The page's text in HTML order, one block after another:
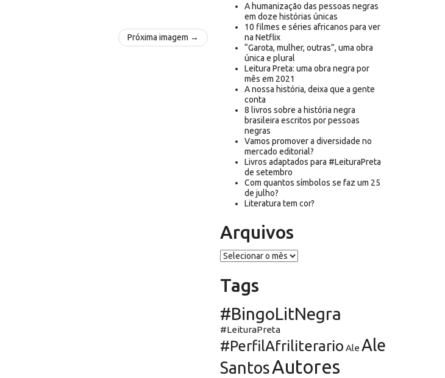
Próxima imagem →
A humanização das pessoas negras
em doze histórias únicas
10 filmes e séries africanos para ver
na Netflix
“Garota, mulher, outras”, uma obra
única e plural
Leitura Preta: uma obra negra por
mês em 2021
A nossa história, deixa que a gente
conta
8 livros sobre a história negra
brasileira escritos por pessoas
negras
Vamos promover a diversidade no
mercado editorial?
Livros adaptados para #LeituraPreta
de setembro
Com quantos símbolos se faz um 25
de julho?
Literatura tem cor?
Arquivos
Arquivos
Tags
#BingoLitNegra
#LeituraPreta
#PerfilAfriliterario Ale Ale
SantosAutores